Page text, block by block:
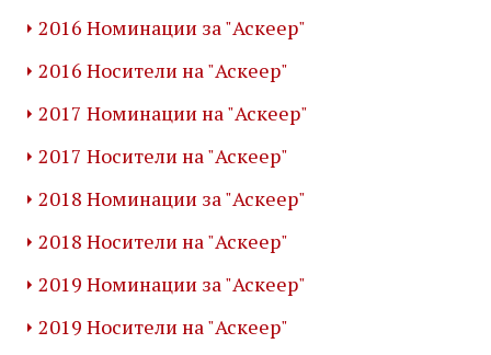
2016 Номинации за "Аскеер"
2016 Носители на "Аскеер"
2017 Номинации на "Аскеер"
2017 Носители на "Аскеер"
2018 Номинации за "Аскеер"
2018 Носители на "Аскеер"
2019 Номинации за "Аскеер"
2019 Носители на "Аскеер"